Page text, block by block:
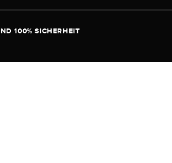
100% SICHERHEIT